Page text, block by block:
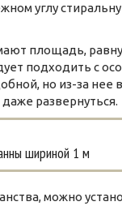
углу
площадь,
подходить с
но из-за
развернуться.
шириной 1 м
можно